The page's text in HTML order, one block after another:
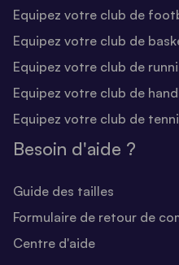
Equipez votre club de
Equipez votre club de
Equipez votre club de
Equipez votre club de
Equipez votre club de
Besoin d'aide ?
Guide des tailles
Formulaire de retour de
Centre d'aide